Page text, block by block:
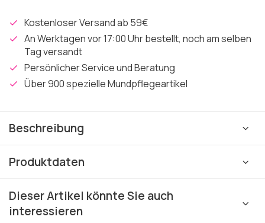
Kostenloser Versand ab 59€
An Werktagen vor 17:00 Uhr bestellt, noch am selben
Tag versandt
Persönlicher Service und Beratung
Über 900 spezielle Mundpflegeartikel
Beschreibung
Produktdaten
Dieser Artikel könnte Sie auch
interessieren